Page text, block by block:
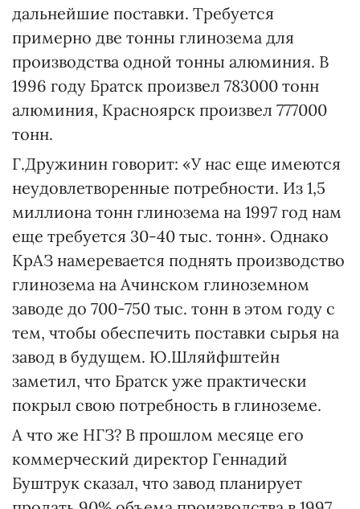
дальнейшие поставки. Требуется
примерно две тонны глинозема для
производства одной тонны алюминия. В
1996 году Братск произвел 783000 тонн
алюминия, Красноярск произвел 777000
тонн.
Г.Дружинин говорит: «У нас еще имеются
неудовлетворенные потребности. Из 1,5
миллиона тонн глинозема на 1997 год нам
еще требуется 30-40 тыс. тонн». Однако
КрАЗ намеревается поднять производство
глинозема на Ачинском глиноземном
заводе до 700-750 тыс. тонн в этом году с
тем, чтобы обеспечить поставки сырья на
завод в будущем. Ю.Шляйфштейн
заметил, что Братск уже практически
покрыл свою потребность в глиноземе.
А что же НГЗ? В прошлом месяце его
коммерческий директор Геннадий
Буштрук сказал, что завод планирует